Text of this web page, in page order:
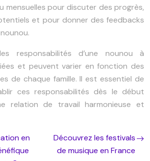
mensuelles pour discuter des progrès,
et pour donner des feedbacks
responsabilités d’une nounou à
et peuvent varier en fonction des
de chaque famille. Il est essentiel de
ces responsabilités dès le début
relation de travail harmonieuse et
en
Découvrez les festivals
de musique en France